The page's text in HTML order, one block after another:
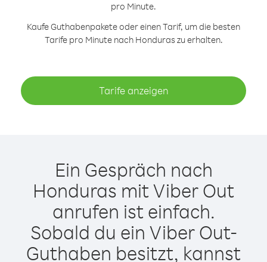
pro Minute.
Kaufe Guthabenpakete oder einen Tarif, um die besten
Tarife pro Minute nach Honduras zu erhalten.
Tarife anzeigen
Ein Gespräch nach
Honduras mit Viber Out
anrufen ist einfach.
Sobald du ein Viber Out-
Guthaben besitzt, kannst